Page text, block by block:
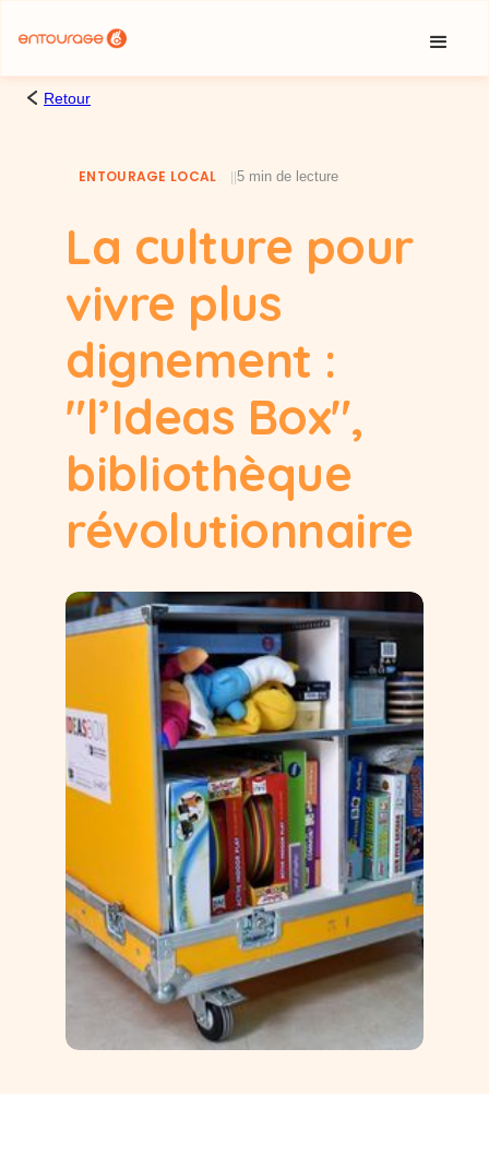
Retour
ENTOURAGE LOCAL 5 min de lecture
La culture pour
vivre plus
dignement :
"l’Ideas Box",
bibliothèque
révolutionnaire